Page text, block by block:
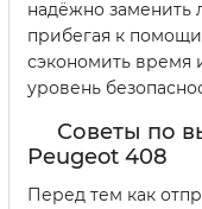
надёжно заменить
прибегая к
сэкономить время
уровень
Советы по
Peugeot 408
Перед тем как